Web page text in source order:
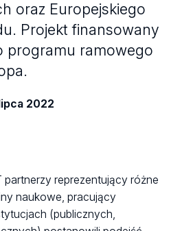
oraz Europejskiego
Projekt finansowany
programu ramowego
2022
partnerzy reprezentujący różne
naukowe, pracujący
(publicznych,